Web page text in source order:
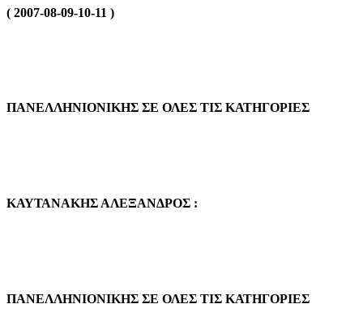
( 2007-08-09-10-11 )
ΠΑΝΕΛΛΗΝΙΟΝΙΚΗΣ ΣΕ ΟΛΕΣ ΤΙΣ ΚΑΤΗΓΟΡΙΕΣ
ΚΑΥΤΑΝΑΚΗΣ ΑΛΕΞΑΝΔΡΟΣ :
ΠΑΝΕΛΛΗΝΙΟΝΙΚΗΣ ΣΕ ΟΛΕΣ ΤΙΣ ΚΑΤΗΓΟΡΙΕΣ